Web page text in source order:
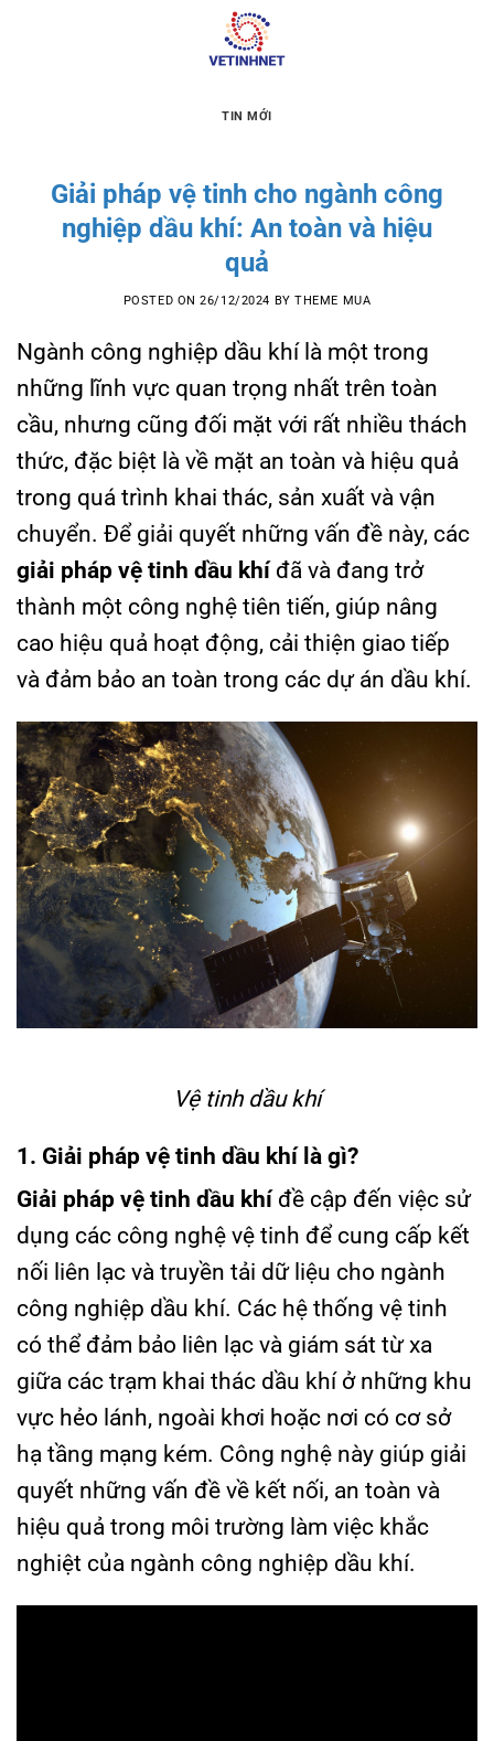
TIN MỚI
Giải pháp vệ tinh cho ngành công
nghiệp dầu khí: An toàn và hiệu
quả
POSTED ON26/12/2024 BYTHEME MUA
Ngành công nghiệp dầu khí là một trong
những lĩnh vực quan trọng nhất trên toàn
cầu, nhưng cũng đối mặt với rất nhiều thách
thức, đặc biệt là về mặt an toàn và hiệu quả
trong quá trình khai thác, sản xuất và vận
chuyển. Để giải quyết những vấn đề này, các
giải pháp vệ tinh dầu khíđã và đang trở
thành một công nghệ tiên tiến, giúp nâng
cao hiệu quả hoạt động, cải thiện giao tiếp
và đảm bảo an toàn trong các dự án dầu khí.
Vệ tinh dầu khí
1. Giải pháp vệ tinh dầu khí là gì?
Giải pháp vệ tinh dầu khíđề cập đến việc sử
dụng các công nghệ vệ tinh để cung cấp kết
nối liên lạc và truyền tải dữ liệu cho ngành
công nghiệp dầu khí. Các hệ thống vệ tinh
có thể đảm bảo liên lạc và giám sát từ xa
giữa các trạm khai thác dầu khí ở những khu
vực hẻo lánh, ngoài khơi hoặc nơi có cơ sở
hạ tầng mạng kém. Công nghệ này giúp giải
quyết những vấn đề về kết nối, an toàn và
hiệu quả trong môi trường làm việc khắc
nghiệt của ngành công nghiệp dầu khí.